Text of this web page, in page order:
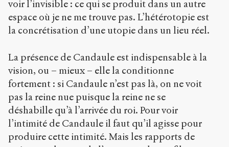
voir l’invisible : ce qui se produit dans un autre
espace où je ne me trouve pas. L’hétérotopie est
la concrétisation d’une utopie dans un lieu réel.
La présence de Candaule est indispensable à la
vision, ou – mieux – elle la conditionne
fortement : si Candaule n’est pas là, on ne voit
pas la reine nue puisque la reine ne se
déshabille qu’à l’arrivée du roi. Pour voir
l’intimité de Candaule il faut qu’il agisse pour
produire cette intimité. Mais les rapports de